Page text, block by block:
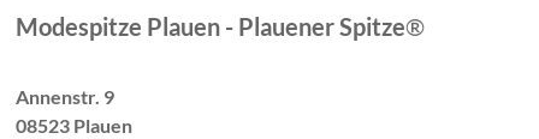
Modespitze Plauen - Plauener Spitze®
Annenstr. 9
08523 Plauen